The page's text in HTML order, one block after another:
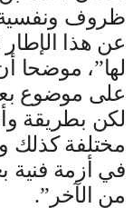
ظروف ونفسية
عن هذا
لها”، موضحا
على موضوع
لكن بطريقة
مختلفة كذلك
في أزمة
من الآخر”.